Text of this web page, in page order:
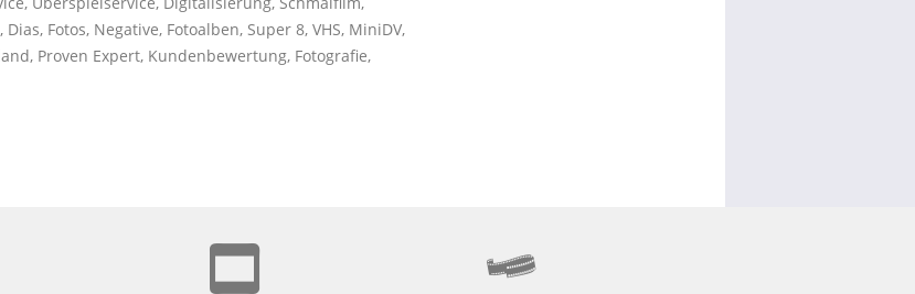
, Dias, Fotos, Negative, Fotoalben, Super 8,VHS, MiniDV,
, Proven Expert, Kundenbewertung, Fotografie,